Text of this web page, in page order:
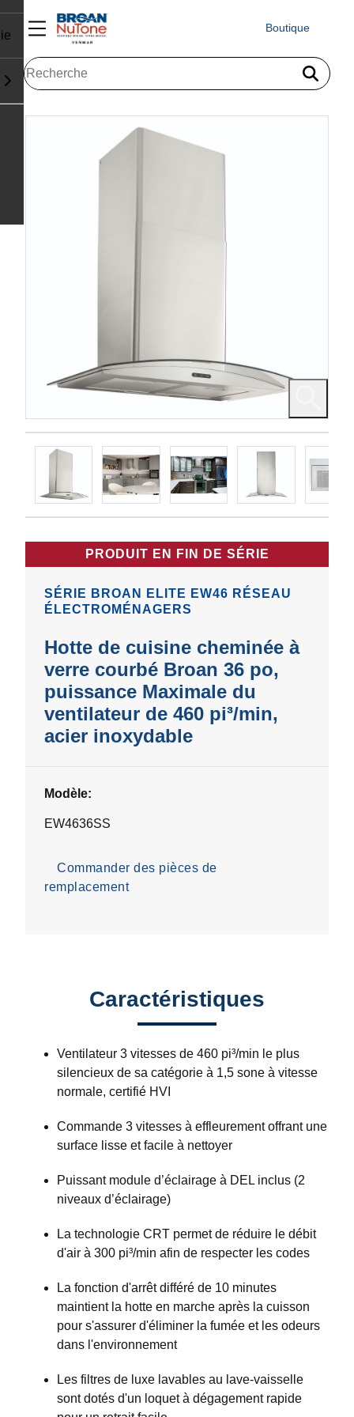
Boutique
PRODUIT EN FIN DE SÉRIE
SÉRIE BROAN ELITE EW46 RÉSEAU
ÉLECTROMÉNAGERS
Hotte de cuisine cheminée à
verre courbé Broan 36 po,
puissance Maximale du
ventilateur de 460 pi³/min,
acier inoxydable
Modèle:
EW4636SS
Commander des pièces de
remplacement
Caractéristiques
Ventilateur 3 vitesses de 460 pi³/min le plus
silencieux de sa catégorie à 1,5 sone à vitesse
normale, certifié HVI
Commande 3 vitesses à effleurement offrant une
surface lisse et facile à nettoyer
Puissant module d’éclairage à DEL inclus (2
niveaux d’éclairage)
La technologie CRT permet de réduire le débit
d'air à 300 pi³/min afin de respecter les codes
La fonction d'arrêt différé de 10 minutes
maintient la hotte en marche après la cuisson
pour s'assurer d'éliminer la fumée et les odeurs
dans l'environnement
Les filtres de luxe lavables au lave-vaisselle
sont dotés d'un loquet à dégagement rapide